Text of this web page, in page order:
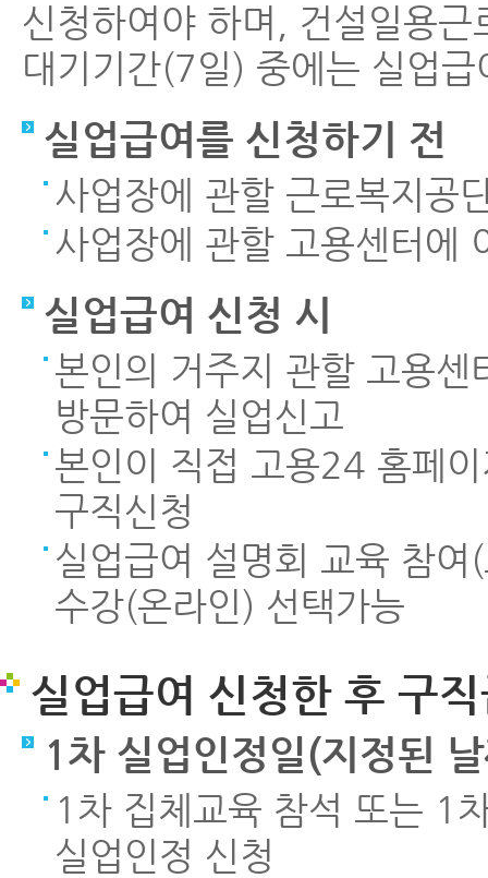
신청하여야 하며, 건설일용
대기기간(7일) 중에는 실업
실업급여를 신청하기 전
사업장에 관할 근로복지공
사업장에 관할 고용센터에
실업급여 신청 시
본인의 거주지 관할 고용
방문하여 실업신고
본인이 직접 고용24 홈페
구직신청
실업급여 설명회 교육 참
수강(온라인) 선택가능
실업급여 신청한 후 구
1차 실업인정일(지정된
1차 집체교육 참석 또는 1
실업인정 신청